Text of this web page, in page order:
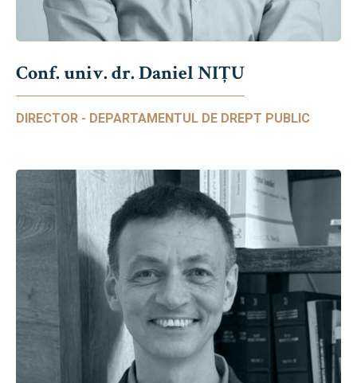
Conf. univ. dr. Daniel NIŢU
DIRECTOR - DEPARTAMENTUL DE DREPT PUBLIC